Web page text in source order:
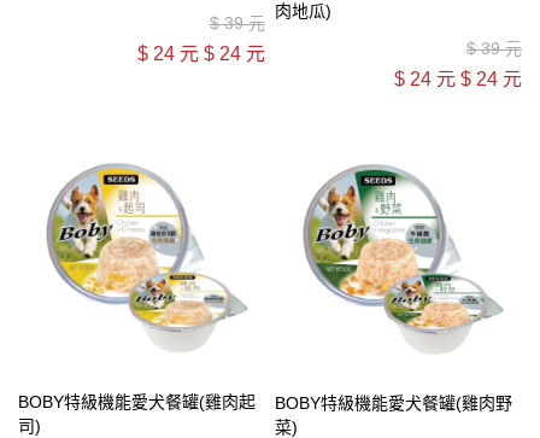
$39 元
$ 24 元 $ 24 元
肉地瓜)
$39 元
$ 24 元 $ 24 元
BOBY特級機能愛犬餐罐(雞肉起
司)
BOBY特級機能愛犬餐罐(雞肉野
菜)